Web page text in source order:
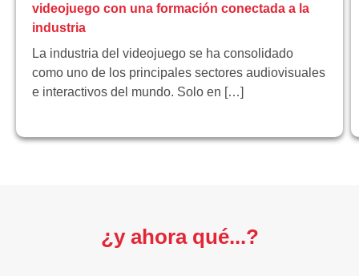
videojuego con una formación conectada a la
industria
La industria del videojuego se ha consolidado
como uno de los principales sectores audiovisuales
e interactivos del mundo. Solo en […]
¿y ahora qué...?